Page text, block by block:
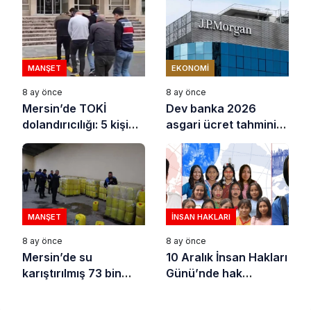
çocuğu, suçlanan
adamların önüne gelip
ifade vermez”
MANŞET
8 ay önce
Mersin’de TOKİ
dolandırıcılığı: 5 kişi
tutuklandı
EKONOMI
8 ay önce
Dev banka 2026
asgari ücret tahminini
açıkladı
MANŞET
8 ay önce
Mersin’de su
karıştırılmış 73 bin
İNSAN HAKLARI
8 ay önce
10 Aralık İnsan Hakları
Günü’nde hak